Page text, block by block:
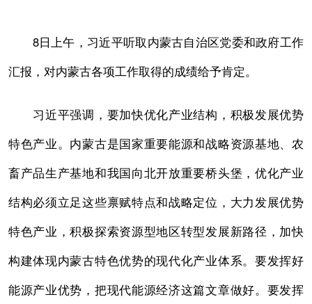
8日上午，习近平听取内蒙古自治区党委和政府工作
汇报，对内蒙古各项工作取得的成绩给予肯定。
习近平强调，要加快优化产业结构，积极发展优势
特色产业。内蒙古是国家重要能源和战略资源基地、农
畜产品生产基地和我国向北开放重要桥头堡，优化产业
结构必须立足这些禀赋特点和战略定位，大力发展优势
特色产业，积极探索资源型地区转型发展新路径，加快
构建体现内蒙古特色优势的现代化产业体系。要发挥好
能源产业优势，把现代能源经济这篇文章做好。要发挥